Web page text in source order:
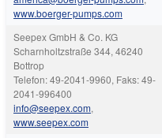
www.boerger-pumps.com
Seepex GmbH & Co. KG
Scharnholtzstraße 344, 46240
Bottrop
Telefon: 49-2041-9960, Faks: 49-
2041-996400
info@seepex.com,
www.seepex.com